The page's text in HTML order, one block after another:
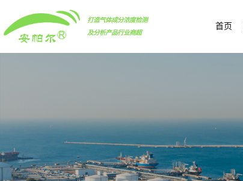
打造气体成分浓度检测
及分析产品行业商超
首页